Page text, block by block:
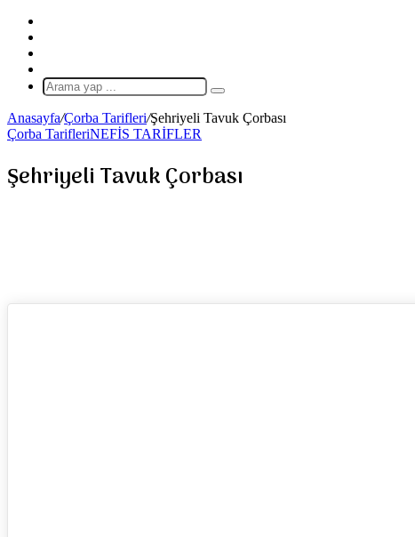
görünümü
değiştir
Arama
yap
...
Anasayfa/Çorba Tarifleri/Şehriyeli Tavuk Çorbası
Çorba TarifleriNEFİS TARİFLER
Şehriyeli Tavuk Çorbası